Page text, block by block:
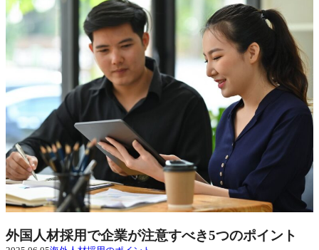
外国人材採用で企業が注意すべき5つのポイント